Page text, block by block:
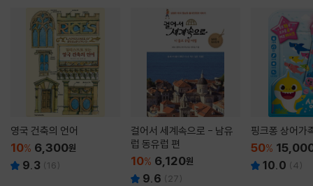
영국 건축의 언어
10% 6,300원
9.3 (16)
걸어서 세계속으로 - 남유
럽 동유럽 편
10% 6,120원
9.6 ( 27)
핑크퐁 상어가
50%
10.0 (4)